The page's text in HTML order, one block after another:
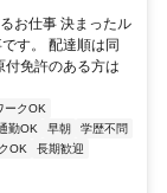
お仕事 決まったル
す。 配達順は同
付免許のある方は
ークOK
勤OK 早朝
学歴不問
OK
長期歓迎